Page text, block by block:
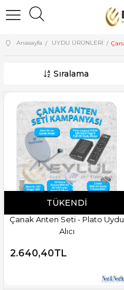
Anasayfa UYDU ÜRÜNLERİ
Sıralama
TÜKENDI
Çanak Anten Seti - Plato Uydu
Alıcı
2.640,40TL